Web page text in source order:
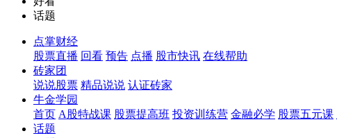
话题
点掌财经
股票直播 回看 预告 点播 股市快讯 在线帮助
砖家团
说说股票 精品说说 认证砖家
牛金学园
首页 A股特战课 股票提高班 投资训练营 金融必学 股票五元课
话题